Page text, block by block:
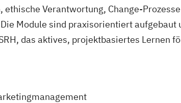
Verantwortung, Change-
Module sind praxisorientiert aufgebaut
das aktives, projektbasiertes Lernen